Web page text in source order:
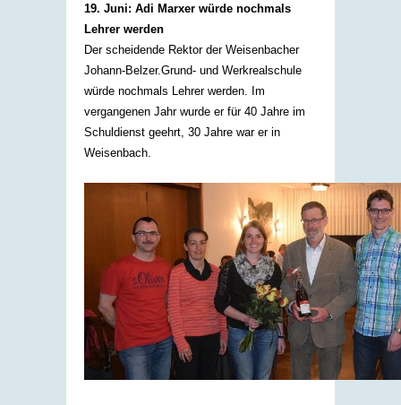
19. Juni: Adi Marxer würde nochmals
Lehrer werden
Der scheidende Rektor der Weisenbacher
Johann-Belzer.Grund- und Werkrealschule
würde nochmals Lehrer werden. Im
vergangenen Jahr wurde er für 40 Jahre im
Schuldienst geehrt, 30 Jahre war er in
Weisenbach.